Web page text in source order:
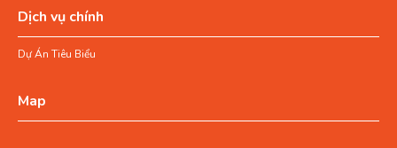
Dịch vụ chính
Dự Án Tiêu Biểu
Map